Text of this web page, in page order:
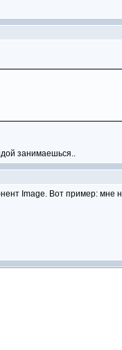
занимаешься..
Image. Вот пример: мне